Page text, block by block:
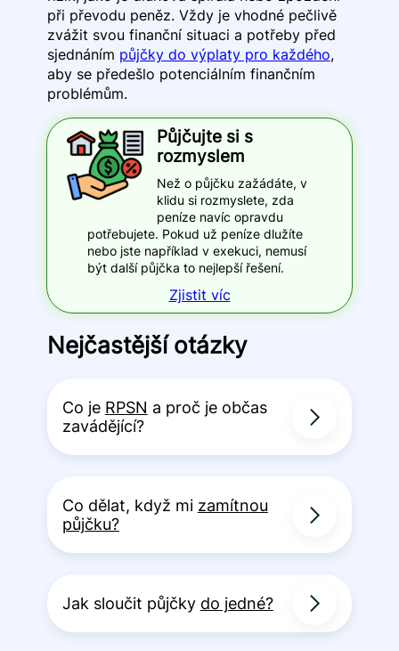
při převodu peněz. Vždy je vhodné pečlivě
zvážit svou finanční situaci a potřeby před
sjednáním půjčky do výplaty pro každého,
aby se předešlo potenciálním finančním
problémům.
Půjčujte si s
rozmyslem
Než o půjčku zažádáte, v
klidu si rozmyslete, zda
peníze navíc opravdu
potřebujete. Pokud už peníze dlužíte
nebo jste například v exekuci, nemusí
být další půjčka to nejlepší řešení.
Zjistit víc
Nejčastější otázky
Co je RPSN a proč je občas
zavádějící?
Co dělat, když mi zamítnou
půjčku?
Jak sloučit půjčky do jedné?